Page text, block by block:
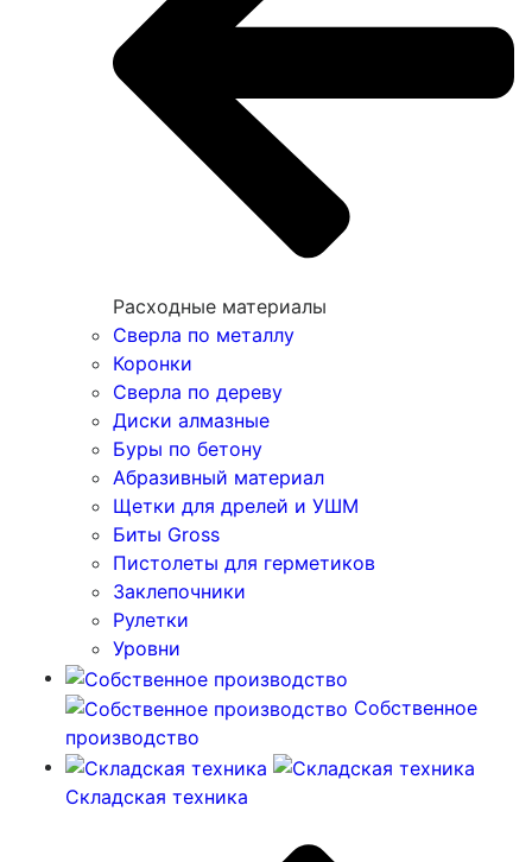
Расходные материалы
Сверла по металлу
Коронки
Сверла по дереву
Диски алмазные
Буры по бетону
Абразивный материал
Щетки для дрелей и УШМ
Биты Gross
Пистолеты для герметиков
Заклепочники
Рулетки
Уровни
Собственное
производство
Складская техника